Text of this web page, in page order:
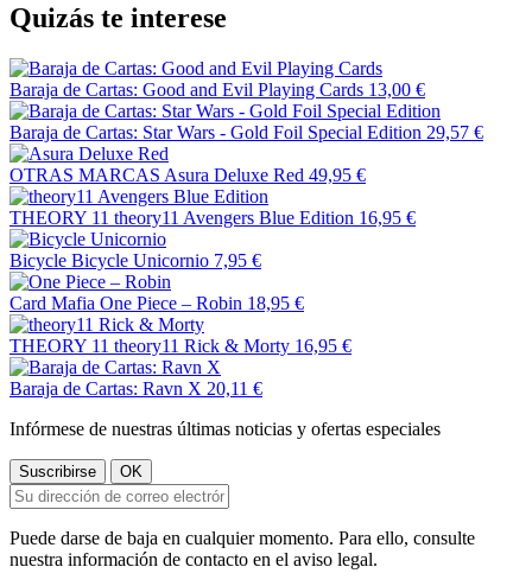
Quizás te interese
Baraja de Cartas: Good and Evil Playing Cards 13,00 €
Baraja de Cartas: Star Wars - Gold Foil Special Edition 29,57 €
OTRAS MARCAS Asura Deluxe Red 49,95 €
THEORY 11 theory11 Avengers Blue Edition 16,95 €
Bicycle Bicycle Unicornio 7,95 €
Card Mafia One Piece – Robin 18,95 €
THEORY 11 theory11 Rick & Morty 16,95 €
Baraja de Cartas: Ravn X 20,11 €
Infórmese de nuestras últimas noticias y ofertas especiales
Puede darse de baja en cualquier momento. Para ello, consulte
nuestra información de contacto en el aviso legal.